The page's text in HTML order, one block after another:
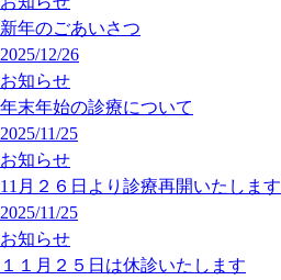
新年のごあいさつ
2025/12/26
お知らせ
年末年始の診療について
2025/11/25
お知らせ
11月２６日より診療再開いたします
2025/11/25
お知らせ
１１月２５日は休診いたします